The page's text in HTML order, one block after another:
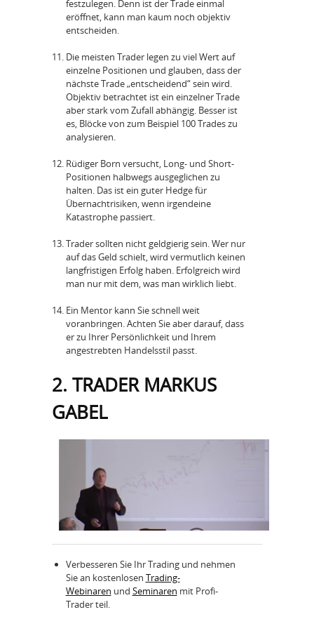
festzulegen. Denn ist der Trade einmal
eröffnet, kann man kaum noch objektiv
entscheiden.
Die meisten Trader legen zu viel Wert auf
einzelne Positionen und glauben, dass der
nächste Trade „entscheidend“ sein wird.
Objektiv betrachtet ist ein einzelner Trade
aber stark vom Zufall abhängig. Besser ist
es, Blöcke von zum Beispiel 100 Trades zu
analysieren.
Rüdiger Born versucht, Long- und Short-
Positionen halbwegs ausgeglichen zu
halten. Das ist ein guter Hedge für
Übernachtrisiken, wenn irgendeine
Katastrophe passiert.
Trader sollten nicht geldgierig sein. Wer nur
auf das Geld schielt, wird vermutlich keinen
langfristigen Erfolg haben. Erfolgreich wird
man nur mit dem, was man wirklich liebt.
Ein Mentor kann Sie schnell weit
voranbringen. Achten Sie aber darauf, dass
er zu Ihrer Persönlichkeit und Ihrem
angestrebten Handelsstil passt.
2. TRADER MARKUS
GABEL
Verbesseren Sie Ihr Trading und nehmen
Sie an kostenlosen Trading-
Webinaren und Seminaren mit Profi-
Trader teil.